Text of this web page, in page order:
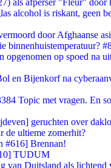
als afperser "Fleur" door
alcohol is riskant, geen
door Afghaanse
binnenhuistemperatuur?
opgenomen op spoed na
en Bijenkorf na
Topic met vragen. En
geruchten over
de ultieme zomerhit?
#616] Brennan!
TUDUM
van Duitsland als lichtend